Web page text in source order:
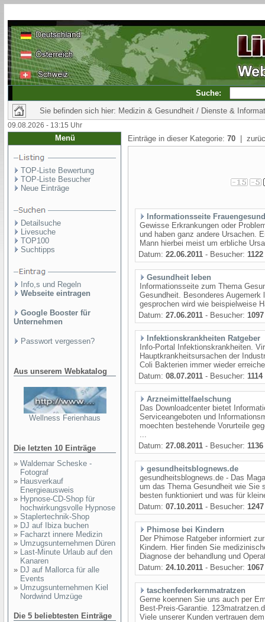
Suche:
Sie befinden sich hier: Medizin & Gesundheit / Dienste &
09.08.2026 - 13:15 Uhr
Menü
TOP-Liste Bewertung
TOP-Liste Besucher
Neue Einträge
Detailsuche
Livesuche
TOP100
Suchtipps
Info,s und Regeln
Webseite eintragen
Google Booster für
Unternehmen
Passwort vergessen?
Aus unserem Webkatalog
Wellness Ferienhaus
Die letzten 10 Einträge
» Waldemar Scheske -
Fotograf
» Hausverkauf
Energieausweis
» Hypnose-CD-Shop für
hochwirkungsvolle Hypnose
» Staplertechnik-Shop
» DJ auf Ibiza buchen
» Facharzt innere Medizin
» Umzugsunternehmen Düren
» Last-Minute Urlaub auf den
Kanaren
» DJ auf Mallorca für alle
Events
» Umzugsunternehmen Kiel
Nordwind Umzüge
Die 5 beliebtesten Einträge
Einträge in dieser Kategorie: 70 |
Informationsseite
Gewisse Erkrankungen oder
und haben ganz andere Ursachen.
Mann hierbei meist um erbliche
Datum: 22.06.2011 - Besucher: 1122
Gesundheit leben
Informationsseite zum Thema
Gesundheit. Besonderes
gesprochen wird wie beispielweise
Datum: 27.06.2011 - Besucher: 1097
Infektionskrankheiten Ratgeber
Info-Portal Infektionskrankheiten.
Hauptkrankheitsursachen der
Coli Bakterien immer wieder
Datum: 08.07.2011 - Besucher: 1114
Arzneimittelfaelschung
Das Downloadcenter bietet
Serviceangeboten und
moechten bestehende Vorurteile
...
Datum: 27.08.2011 - Besucher: 1136
gesundheitsblognews.de
gesundheitsblognews.de - Das
um das Thema Gesundheit wie Sie
besten funktioniert und was für
Datum: 07.10.2011 - Besucher: 1247
Phimose bei Kindern
Der Phimose Ratgeber informiert
Kindern. Hier finden Sie
Diagnose der behandlung und
Datum: 24.10.2011 - Besucher: 1067
taschenfederkernmatratzen
Gerne koennen Sie uns auch per
Best-Preis-Garantie.
Viele unserer Kunden vertrauen